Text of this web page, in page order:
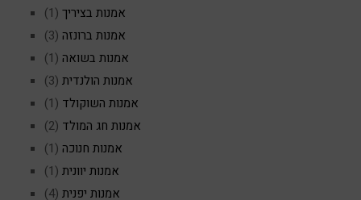
אמנות בציריך (1)
אמנות ברונזה (3)
אמנות בשואה (1)
אמנות הולנדית (3)
אמנות השוקולד (1)
אמנות חג המולד (2)
אמנות חנוכה (1)
אמנות יוונית (1)
אמנות יפנית (4)